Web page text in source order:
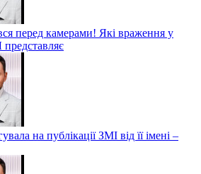
перед камерами! Які враження у
на публікації ЗМІ від її імені –